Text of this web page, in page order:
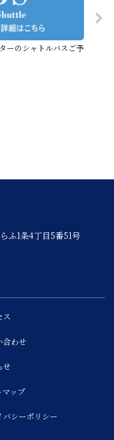
ーのシャトルバスご予
ふ1条4丁目5番51号
ス
合わせ
せ
マップ
バシーポリシー